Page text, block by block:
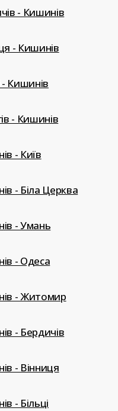
- Кишинів
- Кишинів
- Кишинів
- Кишинів
- Київ
- Біла Церква
- Умань
- Одеса
- Житомир
- Бердичів
- Вінниця
- Більці